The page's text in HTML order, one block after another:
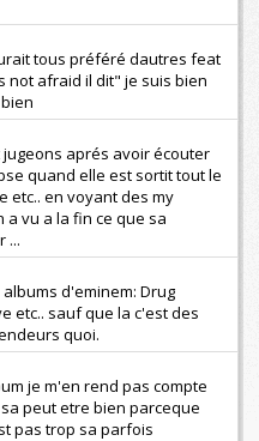
tous préféré dautres feat
not afraid il dit" je suis bien
aprés avoir écouter
quand elle est sortit tout le
etc.. en voyant des my
vu a la fin ce que sa
...
d'eminem: Drug
etc.. sauf que la c'est des
quoi.
je m'en rend pas compte
peut etre bien parceque
pas trop sa parfois